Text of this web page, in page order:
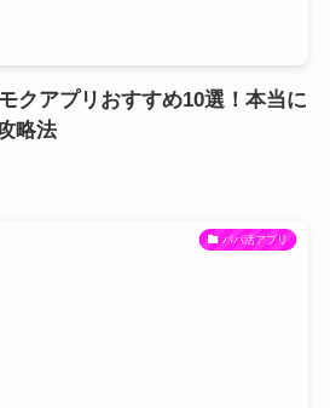
クアプリおすすめ10選！本当に
略法
パパ活アプリ